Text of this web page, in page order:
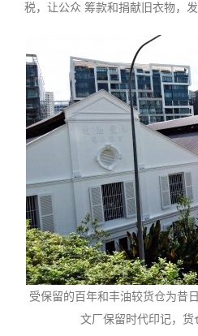
税，让公众 筹款和捐献旧衣物，
受保留的百年和丰油较货仓为昔
文厂保留时代印记，货